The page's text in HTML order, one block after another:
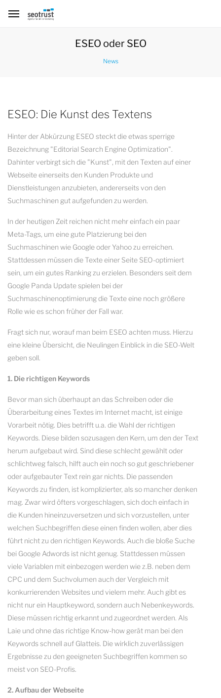
ESEO oder SEO
News
ESEO: Die Kunst des Textens
Hinter der Abkürzung ESEO steckt die etwas sperrige
Bezeichnung "Editorial Search Engine Optimization".
Dahinter verbirgt sich die "Kunst", mit den Texten auf einer
Webseite einerseits den Kunden Produkte und
Dienstleistungen anzubieten, andererseits von den
Suchmaschinen gut aufgefunden zu werden.
In der heutigen Zeit reichen nicht mehr einfach ein paar
Meta-Tags, um eine gute Platzierung bei den
Suchmaschinen wie Google oder Yahoo zu erreichen.
Stattdessen müssen die Texte einer Seite SEO-optimiert
sein, um ein gutes Ranking zu erzielen. Besonders seit dem
Google Panda Update spielen bei der
Suchmaschinenoptimierung die Texte eine noch größere
Rolle wie es schon früher der Fall war.
Fragt sich nur, worauf man beim ESEO achten muss. Hierzu
eine kleine Übersicht, die Neulingen Einblick in die SEO-Welt
geben soll.
1. Die richtigen Keywords
Bevor man sich überhaupt an das Schreiben oder die
Überarbeitung eines Textes im Internet macht, ist einige
Vorarbeit nötig. Dies betrifft u.a. die Wahl der richtigen
Keywords. Diese bilden sozusagen den Kern, um den der Text
herum aufgebaut wird. Sind diese schlecht gewählt oder
schlichtweg falsch, hilft auch ein noch so gut geschriebener
oder aufgebauter Text rein gar nichts. Die passenden
Keywords zu finden, ist komplizierter, als so mancher denken
mag. Zwar wird öfters vorgeschlagen, sich doch einfach in
die Kunden hineinzuversetzen und sich vorzustellen, unter
welchen Suchbegriffen diese einen finden wollen, aber dies
führt nicht zu den richtigen Keywords. Auch die bloße Suche
bei Google Adwords ist nicht genug. Stattdessen müssen
viele Variablen mit einbezogen werden wie z.B. neben dem
CPC und dem Suchvolumen auch der Vergleich mit
konkurrierenden Websites und vielem mehr. Auch gibt es
nicht nur ein Hauptkeyword, sondern auch Nebenkeywords.
Diese müssen richtig erkannt und zugeordnet werden. Als
Laie und ohne das richtige Know-how gerät man bei den
Keywords schnell auf Glatteis. Die wirklich zuverlässigen
Ergebnisse zu den geeigneten Suchbegriffen kommen so
meist von SEO-Profis.
2. Aufbau der Webseite